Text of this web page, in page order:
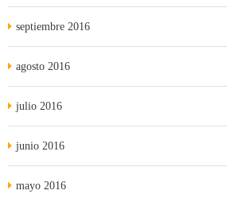
septiembre 2016
agosto 2016
julio 2016
junio 2016
mayo 2016